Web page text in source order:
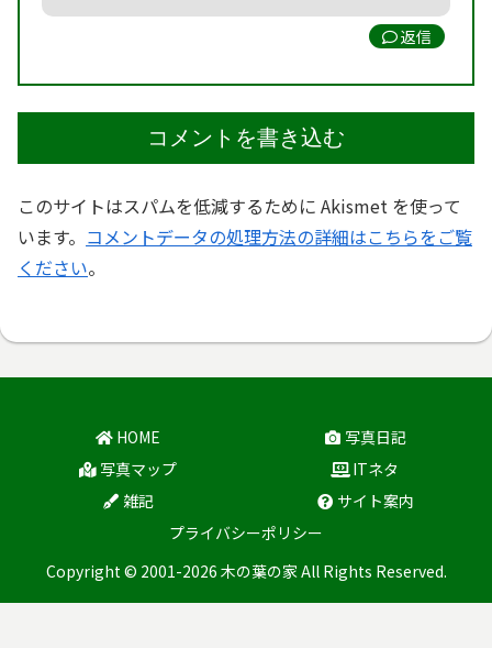
返信
コメントを書き込む
このサイトはスパムを低減するために Akismet を使って
います。 コメントデータの処理方法の詳細はこちらをご覧
ください。
HOME
写真日記
写真マップ
ITネタ
雑記
サイト案内
プライバシーポリシー
Copyright © 2001-2026 木の葉の家 All Rights Reserved.